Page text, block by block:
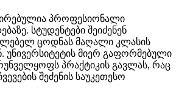
პროფესიონალი
სტუდენტები შეიძენენ
ცოდნას მაღალი კლასის
უნივერსიტეტის მიერ გაფორმებული
პრაქტიკის გავლას, რაც
შეძენის საუკეთესო